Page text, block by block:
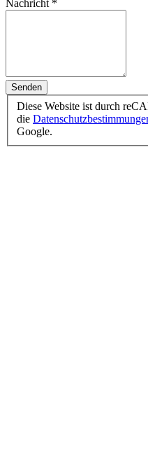
Nachricht *
Senden
Diese Website ist durch
die
Google.